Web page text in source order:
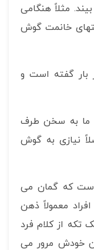
مثلاً هنگامی
خانمت گوش
بار گفته است و
ما به سخن طرف
نیازی به گوش
که گمان می
معمولاً ذهن
تکه از کلام فرد
خودش مرور می